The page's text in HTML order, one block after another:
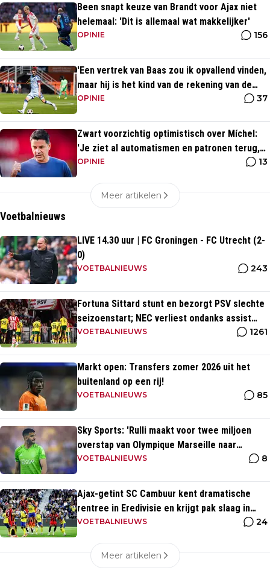
Been snapt keuze van Brandt voor Ajax niet
helemaal: 'Dit is allemaal wat makkelijker'
OPINIE 156
'Een vertrek van Baas zou ik opvallend vinden,
maar hij is het kind van de rekening van de
komst van Blind'
OPINIE 37
Zwart voorzichtig optimistisch over Míchel:
'Je ziet al automatismen en patronen terug,
maar...'
OPINIE 13
Meer artikelen
Voetbalnieuws
LIVE 14.30 uur | FC Groningen - FC Utrecht (2-
0)
VOETBALNIEUWS 243
Fortuna Sittard stunt en bezorgt PSV slechte
seizoenstart; NEC verliest ondanks assist
Tadic
VOETBALNIEUWS 1261
Markt open: Transfers zomer 2026 uit het
buitenland op een rij!
VOETBALNIEUWS 85
Sky Sports: 'Rulli maakt voor twee miljoen
overstap van Olympique Marseille naar
Manchester City'
VOETBALNIEUWS 8
Ajax-getint SC Cambuur kent dramatische
rentree in Eredivisie en krijgt pak slaag in
eigen huis
VOETBALNIEUWS 24
Meer artikelen